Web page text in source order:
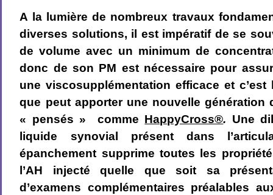
A la lumière de nombreux travaux
diverses solutions, il est impératif de se
de volume avec un minimum de
donc de son PM est nécessaire pour
une viscosupplémentation efficace et
que peut apporter une nouvelle génération
« pensés » comme HappyCross®. Une
liquide synovial présent dans
épanchement supprime toutes les
l’AH injecté quelle que soit sa
d’examens complémentaires préalables